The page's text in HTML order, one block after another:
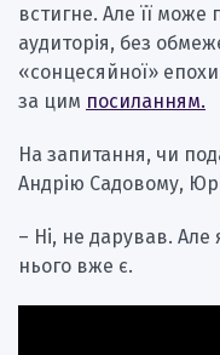
встигне. Але її
аудиторія, без
«сонцесяйної»
за цим посиланням.
На запитання, чи
Андрію Садовому,
– Ні, не дарував.
нього вже є.